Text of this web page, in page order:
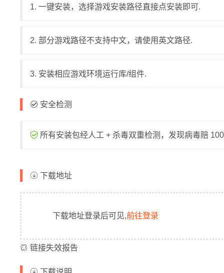
1. 一键安装，选择游戏安装路径直接点安装即可.
2. 部分游戏路径不支持中文，请使用英文路径.
3. 安装相应游戏环境运行库/组件.
安全检测
所有安装包经人工 + 杀毒双重检测，发现病毒赔
下载地址
下载地址登录后可见,前往登录
链接失效报告